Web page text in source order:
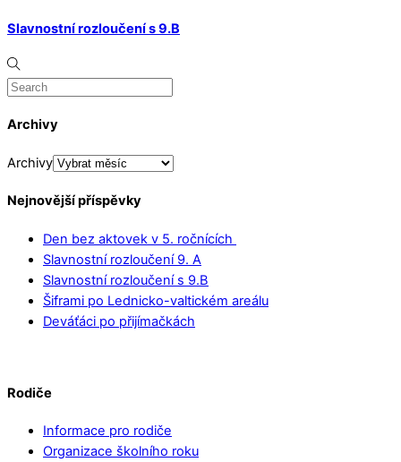
Slavnostní rozloučení s 9.B
Archivy
Archivy
Nejnovější příspěvky
Den bez aktovek v 5. ročnících
Slavnostní rozloučení 9. A
Slavnostní rozloučení s 9.B
Šiframi po Lednicko-valtickém areálu
Deváťáci po přijímačkách
Rodiče
Informace pro rodiče
Organizace školního roku